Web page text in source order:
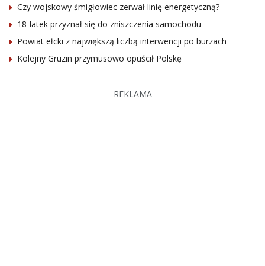
Czy wojskowy śmigłowiec zerwał linię energetyczną?
18-latek przyznał się do zniszczenia samochodu
Powiat ełcki z największą liczbą interwencji po burzach
Kolejny Gruzin przymusowo opuścił Polskę
REKLAMA